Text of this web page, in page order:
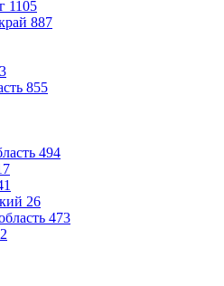
1105
887
855
494
26
473